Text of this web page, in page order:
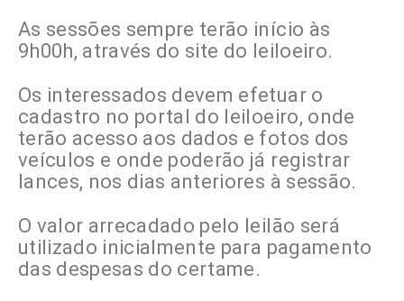
As sessões sempre terão início às
9h00h, através do site do leiloeiro.
Os interessados devem efetuar o
cadastro no portal do leiloeiro, onde
terão acesso aos dados e fotos dos
veículos e onde poderão já registrar
lances, nos dias anteriores à sessão.
O valor arrecadado pelo leilão será
utilizado inicialmente para pagamento
das despesas do certame.